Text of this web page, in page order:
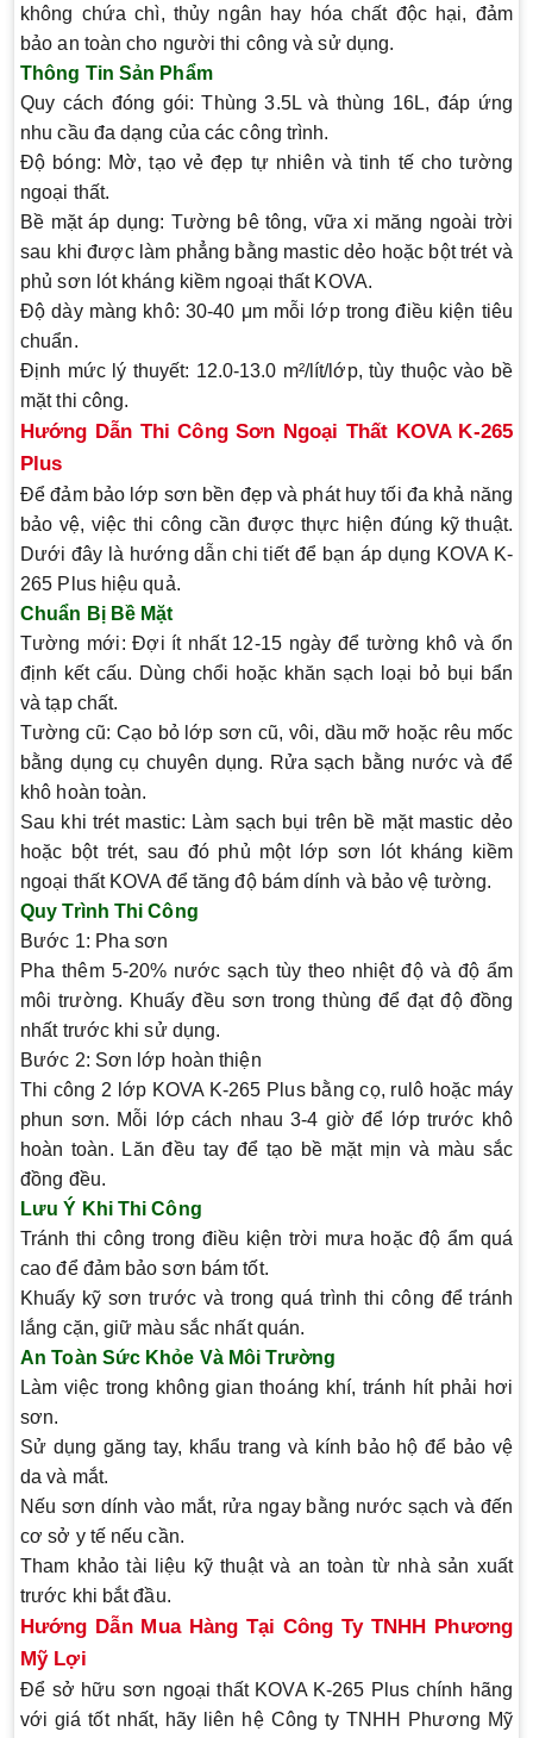
không chứa chì, thủy ngân hay hóa chất độc hại, đảm
bảo an toàn cho người thi công và sử dụng.
Thông Tin Sản Phẩm
Quy cách đóng gói: Thùng 3.5L và thùng 16L, đáp ứng
nhu cầu đa dạng của các công trình.
Độ bóng: Mờ, tạo vẻ đẹp tự nhiên và tinh tế cho tường
ngoại thất.
Bề mặt áp dụng: Tường bê tông, vữa xi măng ngoài trời
sau khi được làm phẳng bằng mastic dẻo hoặc bột trét và
phủ sơn lót kháng kiềm ngoại thất KOVA.
Độ dày màng khô: 30-40 μm mỗi lớp trong điều kiện tiêu
chuẩn.
Định mức lý thuyết: 12.0-13.0 m²/lít/lớp, tùy thuộc vào bề
mặt thi công.
Hướng Dẫn Thi Công Sơn Ngoại Thất KOVA K-265
Plus
Để đảm bảo lớp sơn bền đẹp và phát huy tối đa khả năng
bảo vệ, việc thi công cần được thực hiện đúng kỹ thuật.
Dưới đây là hướng dẫn chi tiết để bạn áp dụng KOVA K-
265 Plus hiệu quả.
Chuẩn Bị Bề Mặt
Tường mới: Đợi ít nhất 12-15 ngày để tường khô và ổn
định kết cấu. Dùng chổi hoặc khăn sạch loại bỏ bụi bẩn
và tạp chất.
Tường cũ: Cạo bỏ lớp sơn cũ, vôi, dầu mỡ hoặc rêu mốc
bằng dụng cụ chuyên dụng. Rửa sạch bằng nước và để
khô hoàn toàn.
Sau khi trét mastic: Làm sạch bụi trên bề mặt mastic dẻo
hoặc bột trét, sau đó phủ một lớp sơn lót kháng kiềm
ngoại thất KOVA để tăng độ bám dính và bảo vệ tường.
Quy Trình Thi Công
Bước 1: Pha sơn
Pha thêm 5-20% nước sạch tùy theo nhiệt độ và độ ẩm
môi trường. Khuấy đều sơn trong thùng để đạt độ đồng
nhất trước khi sử dụng.
Bước 2: Sơn lớp hoàn thiện
Thi công 2 lớp KOVA K-265 Plus bằng cọ, rulô hoặc máy
phun sơn. Mỗi lớp cách nhau 3-4 giờ để lớp trước khô
hoàn toàn. Lăn đều tay để tạo bề mặt mịn và màu sắc
đồng đều.
Lưu Ý Khi Thi Công
Tránh thi công trong điều kiện trời mưa hoặc độ ẩm quá
cao để đảm bảo sơn bám tốt.
Khuấy kỹ sơn trước và trong quá trình thi công để tránh
lắng cặn, giữ màu sắc nhất quán.
An Toàn Sức Khỏe Và Môi Trường
Làm việc trong không gian thoáng khí, tránh hít phải hơi
sơn.
Sử dụng găng tay, khẩu trang và kính bảo hộ để bảo vệ
da và mắt.
Nếu sơn dính vào mắt, rửa ngay bằng nước sạch và đến
cơ sở y tế nếu cần.
Tham khảo tài liệu kỹ thuật và an toàn từ nhà sản xuất
trước khi bắt đầu.
Hướng Dẫn Mua Hàng Tại Công Ty TNHH Phương
Mỹ Lợi
Để sở hữu sơn ngoại thất KOVA K-265 Plus chính hãng
với giá tốt nhất, hãy liên hệ Công ty TNHH Phương Mỹ